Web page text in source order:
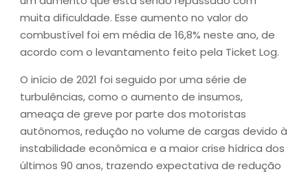
muita dificuldade. Esse aumento no valor do
combustível foi em média de 16,8% neste ano, de
acordo com o levantamento feito pela Ticket Log.
O início de 2021 foi seguido por uma série de
turbulências, como o aumento de insumos,
ameaça de greve por parte dos motoristas
autônomos, redução no volume de cargas devido à
instabilidade econômica e a maior crise hídrica dos
últimos 90 anos, trazendo expectativa de redução